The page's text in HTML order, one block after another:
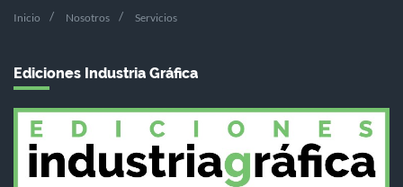
Inicio Nosotros Servicios
Ediciones Industria Gráfica